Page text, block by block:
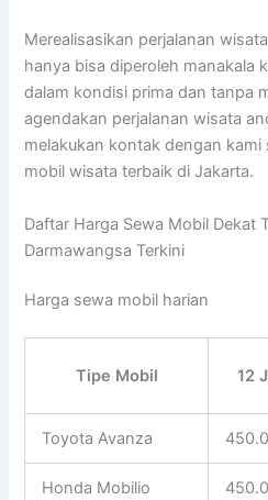
Merealisasikan perjalanan
hanya bisa diperoleh manakala
dalam kondisi prima dan tanpa
agendakan perjalanan wisata
melakukan kontak dengan kami
mobil wisata terbaik di Jakarta.
Daftar Harga Sewa Mobil Dekat
Darmawangsa Terkini
Harga sewa mobil harian
Tipe Mobil 12
Toyota Avanza
Honda Mobilio